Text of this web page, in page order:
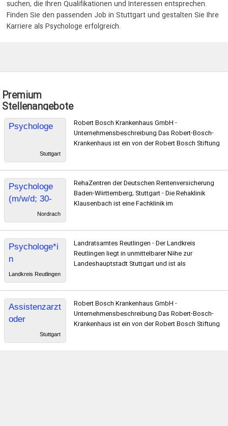
suchen, die Ihren Qualifikationen und Interessen entsprechen.
Finden Sie den passenden Job in Stuttgart und gestalten Sie Ihre
Karriere als Psychologe erfolgreich.
Premium
Stellenangebote
Psychologe
Stuttgart
Robert Bosch Krankenhaus GmbH -
Unternehmensbeschreibung Das Robert-Bosch-
Krankenhaus ist ein von der Robert Bosch Stiftung
Psychologe
(m/w/d; 30-
Nordrach
RehaZentren der Deutschen Rentenversicherung
Baden-Württemberg, Stuttgart - Die Rehaklinik
Klausenbach ist eine Fachklinik im
Psychologe*i
n
Landkreis Reutlingen
Landratsamtes Reutlingen - Der Landkreis
Reutlingen liegt in unmittelbarer Nähe zur
Landeshauptstadt Stuttgart und ist als
Assistenzarzt
oder
Psychologe
für die
Stuttgart
Robert Bosch Krankenhaus GmbH -
Unternehmensbeschreibung Das Robert-Bosch-
Krankenhaus ist ein von der Robert Bosch Stiftung